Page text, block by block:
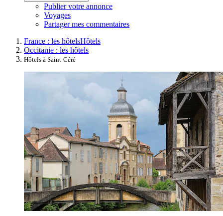
Publier votre annonce
Voyages
Partager mes commentaires
France : les hôtelsHôtels
Occitanie : les hôtels
Hôtels à Saint-Céré